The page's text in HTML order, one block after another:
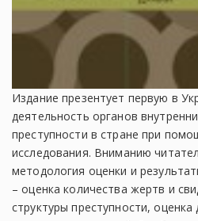
Издание презентует первую в
деятельность органов
преступности в стране при
исследования. Вниманию
методология оценки и
– оценка количества жертв и
структуры преступности,